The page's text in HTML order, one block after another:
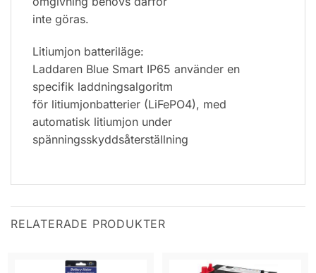
inte göras.
Litiumjon batteriläge:
Laddaren Blue Smart IP65 använder en
specifik laddningsalgoritm
för litiumjonbatterier (LiFePO4), med
automatisk litiumjon under
spänningsskyddsåterställning
RELATERADE PRODUKTER